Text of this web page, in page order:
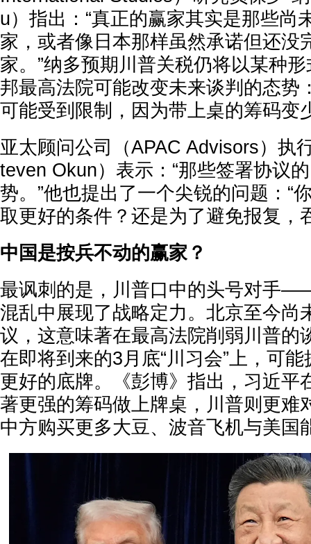
u）指出：“真正的赢家其实是那些尚
家，或者像日本那样虽然承诺但还没
家。”纳多预期川普关税仍将以某种
邦最高法院可能改变未来谈判的态势
可能受到限制，因为带上桌的筹码变
亚太顾问公司（APAC Advisors）执
teven Okun）表示：“那些签署协议
势。”他也提出了一个尖锐的问题：“
取更好的条件？还是为了避免报复，
中国是按兵不动的赢家？
最讽刺的是，川普口中的头号对手
混乱中展现了战略定力。北京至今尚
议，这意味著在最高法院削弱川普的
在即将到来的3月底“川习会”上，可
更好的底牌。《彭博》指出，习近平
著更强的筹码做上牌桌，川普则更难
中方购买更多大豆、波音飞机与美国